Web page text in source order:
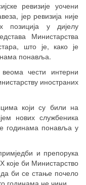
ревизије уочени
јер ревизија није
позиција у дијелу
Министарства
што је, како је
понавља.
чести интерни
иностраних
који су били на
нових службеника
годинама понавља у
и препорука
које би Министарство
би се стање почело
годинама не чини.